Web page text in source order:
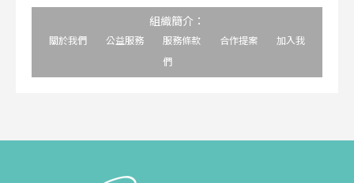
組織簡介：
關於我們 公益服務 服務條款 合作提案
加入我
們